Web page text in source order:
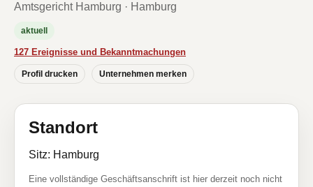
Amtsgericht Hamburg · Hamburg
aktuell
127 Ereignisse und Bekanntmachungen
Profil drucken Unternehmen merken
Standort
Sitz: Hamburg
Eine vollständige Geschäftsanschrift ist hier derzeit noch nicht